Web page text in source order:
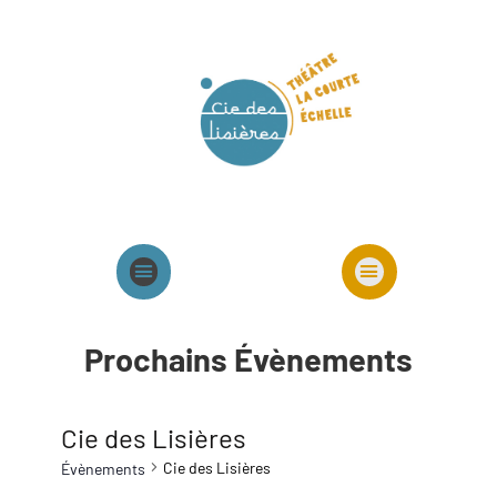
Prochains Évènements
Spectacles cie
Cie des Lisières
Évènements Cie des Lisières